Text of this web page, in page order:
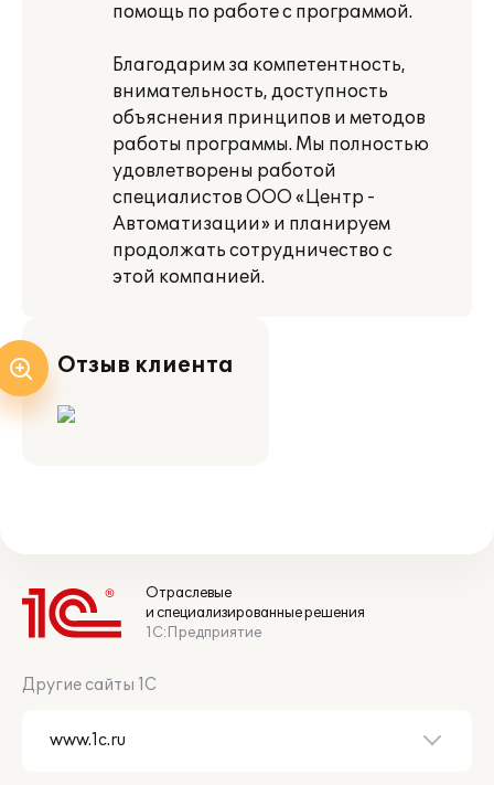
помощь по работе с программой.
Благодарим за компетентность,
внимательность, доступность
объяснения принципов и методов
работы программы. Мы полностью
удовлетворены работой
специалистов ООО «Центр -
Автоматизации» и планируем
продолжать сотрудничество с
этой компанией.
Отзыв клиента
Отраслевые
и специализированные решения
1С:Предприятие
Другие сайты 1С